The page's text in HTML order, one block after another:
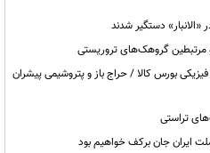
دستگیر شدند
در بازار فیزیکی بورس کالا / حراج باز و پتروشیمی پیشران
ایران جان برکف خواهیم بود